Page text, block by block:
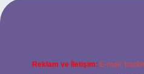
Reklam ve İletişim: E-mail: